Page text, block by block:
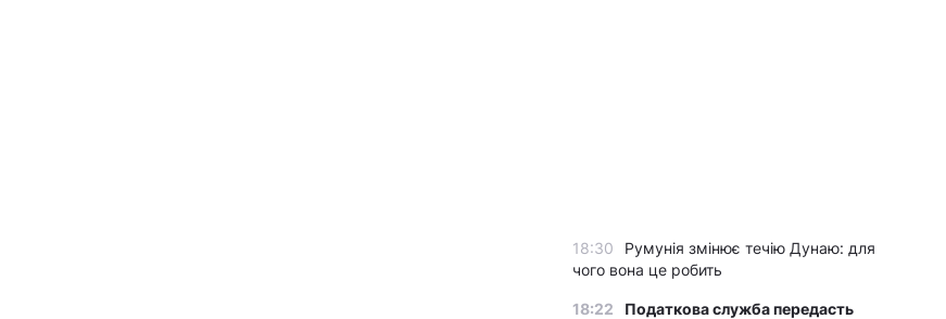
18:30
Румунія змінює течію Дунаю: для
чого вона це робить
18:22
Податкова служба передасть